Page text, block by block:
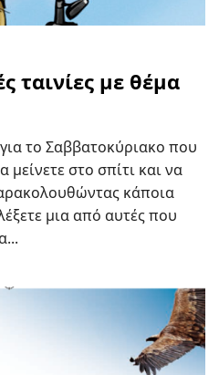
ταινίες με θέμα
για το Σαββατοκύριακο που
μείνετε στο σπίτι και να
κάποια
μια από αυτές που